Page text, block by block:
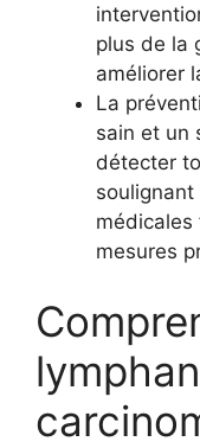
plus de la
améliorer
La
sain et un
détecter
soulignant
médicales
mesures